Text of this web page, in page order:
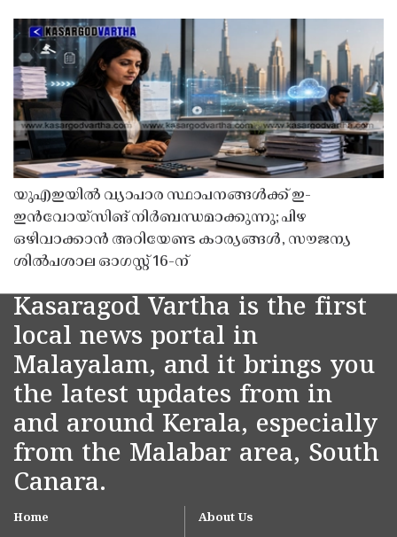
യുഎഇയിൽ വ്യാപാര സ്ഥാപനങ്ങൾക്ക് ഇ-
ഇൻവോയ്സിങ് നിർബന്ധമാക്കുന്നു; പിഴ
ഒഴിവാക്കാൻ അറിയേണ്ട കാര്യങ്ങൾ, സൗജന്യ
ശിൽപശാല ഓഗസ്റ്റ് 16-ന്
Kasaragod Vartha is the first
local news portal in
Malayalam, and it brings you
the latest updates from in
and around Kerala, especially
from the Malabar area, South
Canara.
Home
About Us